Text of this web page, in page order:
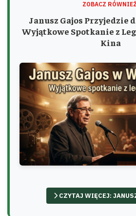
ZOBACZ
Janusz Gajos Przyjedzie
Wyjątkowe Spotkanie z
Kina
CZYTAJ WIĘCEJ: